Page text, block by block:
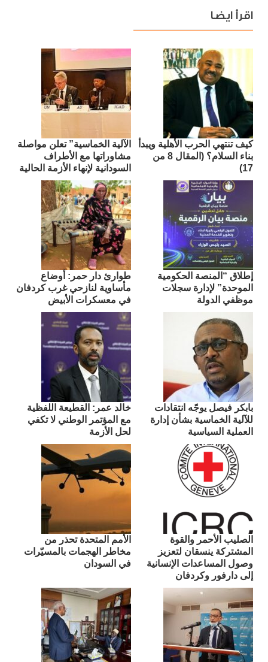
اقرأ ايضا
كيف تنتهي الحرب الأهلية ويبدأ
بناء السلام؟ (المقال 8 من
17)
الآلية الخماسية” تعلن مواصلة
مشاوراتها مع الأطراف
السودانية لإنهاء الأزمة الحالية
إطلاق “المنصة الحكومية
الموحدة” لإدارة سجلات
موظفي الدولة
طوارئ دار حمر: أوضاع
مأساوية لنازحي غرب كردفان
في معسكرات الأبيض
بابكر فيصل يوجّه انتقادات
للآلية الخماسية بشأن إدارة
العملية السياسية
​خالد عمر: القطيعة اللفظية
مع المؤتمر الوطني لا تكفي
لحل الأزمة
الصليب الأحمر والقوة
المشتركة ينسقان لتعزيز
وصول المساعدات الإنسانية
إلى دارفور وكردفان
الأمم المتحدة تحذر من
مخاطر الهجمات بالمسيّرات
في السودان